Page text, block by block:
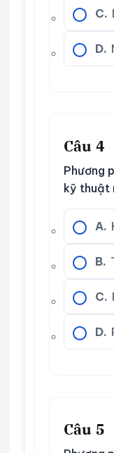
C.
D.
Câu 4
Phương
kỹ thuật
A.
B.
C.
D.
Câu 5